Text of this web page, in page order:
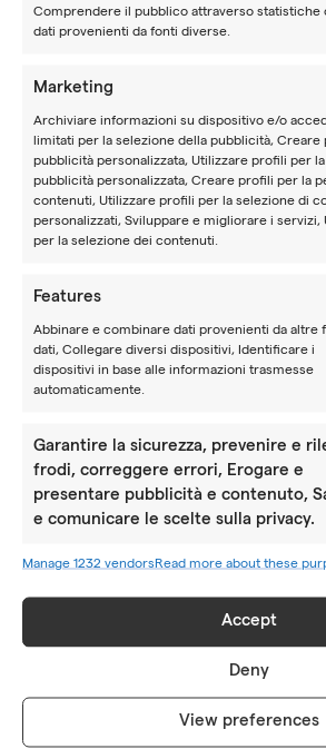
Comprendere il pubblico attraverso statistiche
dati provenienti da fonti diverse.
Marketing
Archiviare informazioni su dispositivo e/o
limitati per la selezione della pubblicità, Creare
pubblicità personalizzata, Utilizzare profili per
pubblicità personalizzata, Creare profili per la
contenuti, Utilizzare profili per la selezione di
personalizzati, Sviluppare e migliorare i servizi,
per la selezione dei contenuti.
Features
Abbinare e combinare dati provenienti da altre
dati, Collegare diversi dispositivi, Identificare i
dispositivi in base alle informazioni trasmesse
automaticamente.
Garantire la sicurezza, prevenire e
frodi, correggere errori, Erogare e
presentare pubblicità e contenuto,
e comunicare le scelte sulla privacy.
Manage 1232 vendors Read more about these
Accept
Deny
View preferences
* Anno di nascita
AGGIUNGI UN ALTRO